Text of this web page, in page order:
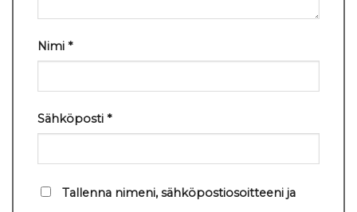
Nimi *
Sähköposti *
Tallenna nimeni, sähköpostiosoitteeni ja